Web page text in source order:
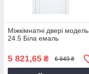
Міжкімнатні двері модель
24.5 Біла емаль
5 821,65 ₴ 6 849 ₴